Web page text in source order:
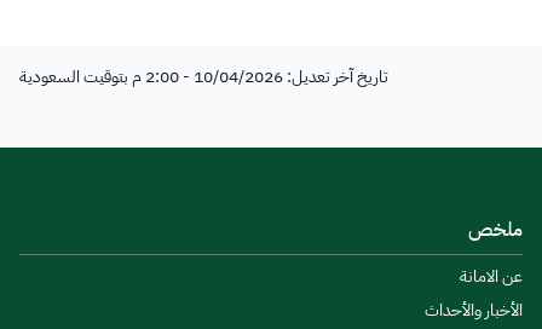
تاريخ آخر تعديل: 10/04/2026 - 2:00 م بتوقيت السعودية
ملخص
عن الامانة
الأخبار والأحداث